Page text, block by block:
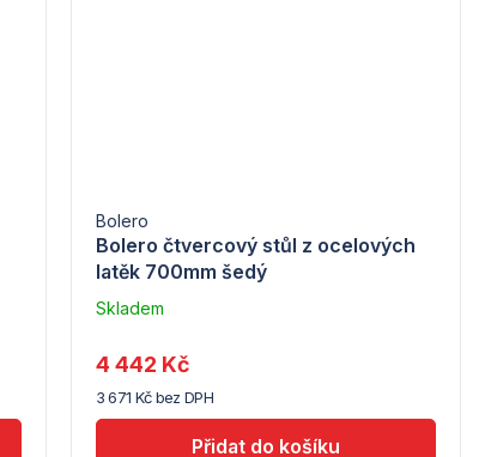
Bolero čtvercový stůl z ocelových
latěk 700mm šedý
Bolero
Skladem
dodavatele
(10)
3 671 Kč bez DPH
4 442 Kč